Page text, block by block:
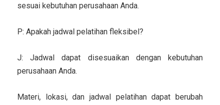
sesuai kebutuhan perusahaan Anda.
P: Apakah jadwal pelatihan fleksibel?
J: Jadwal dapat disesuaikan dengan kebutuhan
perusahaan Anda.
Materi, lokasi, dan jadwal pelatihan dapat berubah